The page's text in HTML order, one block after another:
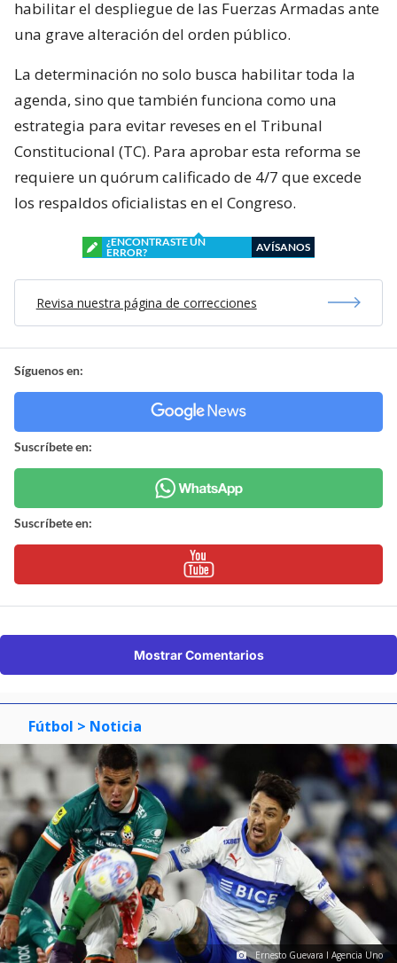
habilitar el despliegue de las Fuerzas Armadas ante
una grave alteración del orden público.
La determinación no solo busca habilitar toda la
agenda, sino que también funciona como una
estrategia para evitar reveses en el Tribunal
Constitucional (TC). Para aprobar esta reforma se
requiere un quórum calificado de 4/7 que excede
los respaldos oficialistas en el Congreso.
¿ENCONTRASTE UN
ERROR?
AVÍSANOS
Revisa nuestra página de correcciones
Síguenos en:
Suscríbete en:
Suscríbete en:
Mostrar Comentarios
Fútbol > Noticia
Ernesto Guevara I Agencia Uno